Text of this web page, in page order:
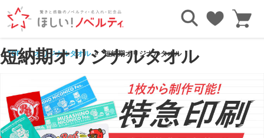
TOP オリジナルタオル 短納期オリジナルタオル
短納期オリジナルタオル